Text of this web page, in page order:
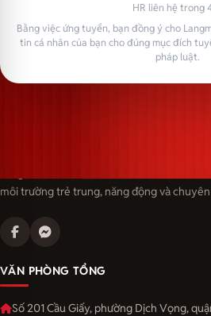
HR liên hệ trong
Bằng việc ứng tuyển, bạn đồng ý cho
tin cá nhân của bạn cho đúng mục đích
pháp luật.
môi trường trẻ trung, năng động và
VĂN PHÒNG TỔNG
Số 201 Cầu Giấy, phường Dịch Vọng,